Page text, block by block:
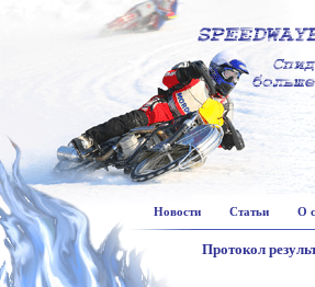
Новости Статьи О
Протокол